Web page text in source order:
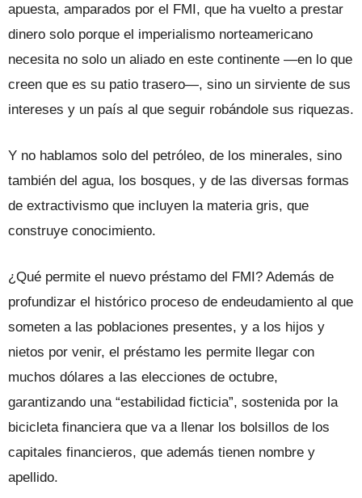
apuesta, amparados por el FMI, que ha vuelto a prestar
dinero solo porque el imperialismo norteamericano
necesita no solo un aliado en este continente —en lo que
creen que es su patio trasero—, sino un sirviente de sus
intereses y un país al que seguir robándole sus riquezas.
Y no hablamos solo del petróleo, de los minerales, sino
también del agua, los bosques, y de las diversas formas
de extractivismo que incluyen la materia gris, que
construye conocimiento.
¿Qué permite el nuevo préstamo del FMI? Además de
profundizar el histórico proceso de endeudamiento al que
someten a las poblaciones presentes, y a los hijos y
nietos por venir, el préstamo les permite llegar con
muchos dólares a las elecciones de octubre,
garantizando una “estabilidad ficticia”, sostenida por la
bicicleta financiera que va a llenar los bolsillos de los
capitales financieros, que además tienen nombre y
apellido.